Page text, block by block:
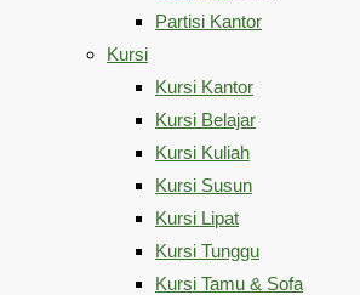
Partisi Kantor
Kursi
Kursi Kantor
Kursi Belajar
Kursi Kuliah
Kursi Susun
Kursi Lipat
Kursi Tunggu
Kursi Tamu & Sofa